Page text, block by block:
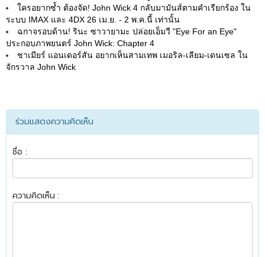
ใครอยากซ้ำ ต้องจัด! John Wick 4 กลับมามันส์ตามคำเรียกร้อง ใน
ระบบ IMAX และ 4DX 26 เม.ย. - 2 พ.ค.นี้ เท่านั้น
ฉกาจรอบด้าน! รินะ ซาวายามะ ปล่อยเอ็มวี "Eye For an Eye"
ประกอบภาพยนตร์ John Wick: Chapter 4
ชาเมียร์ แอนเดอร์สัน อยากเห็นสามเทพ เมอริล-เลียม-เดนเซล ใน
จักรวาล John Wick
ร่วมแสดงความคิดเห็น
ชื่อ :
ความคิดเห็น :